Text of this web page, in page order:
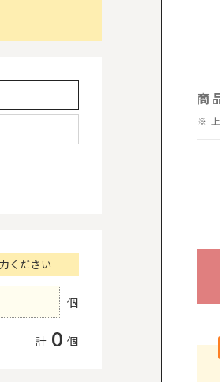
ください
個
計 0 個
商